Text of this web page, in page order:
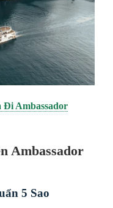
Đi Ambassador
Ambassador
5 Sao